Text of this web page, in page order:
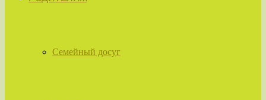
Семейный досуг